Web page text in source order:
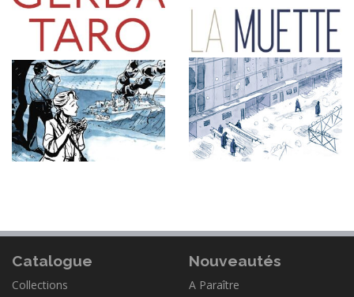
Catalogue
Collections
Nouveautés
A Paraître